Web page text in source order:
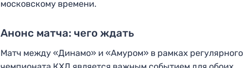
московскому времени.
Анонс матча: чего ждать
Матч между «Динамо» и «Амуром» в рамках регулярного